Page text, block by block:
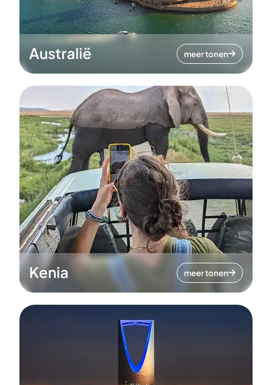
Australië meer tonen
Kenia meer tonen